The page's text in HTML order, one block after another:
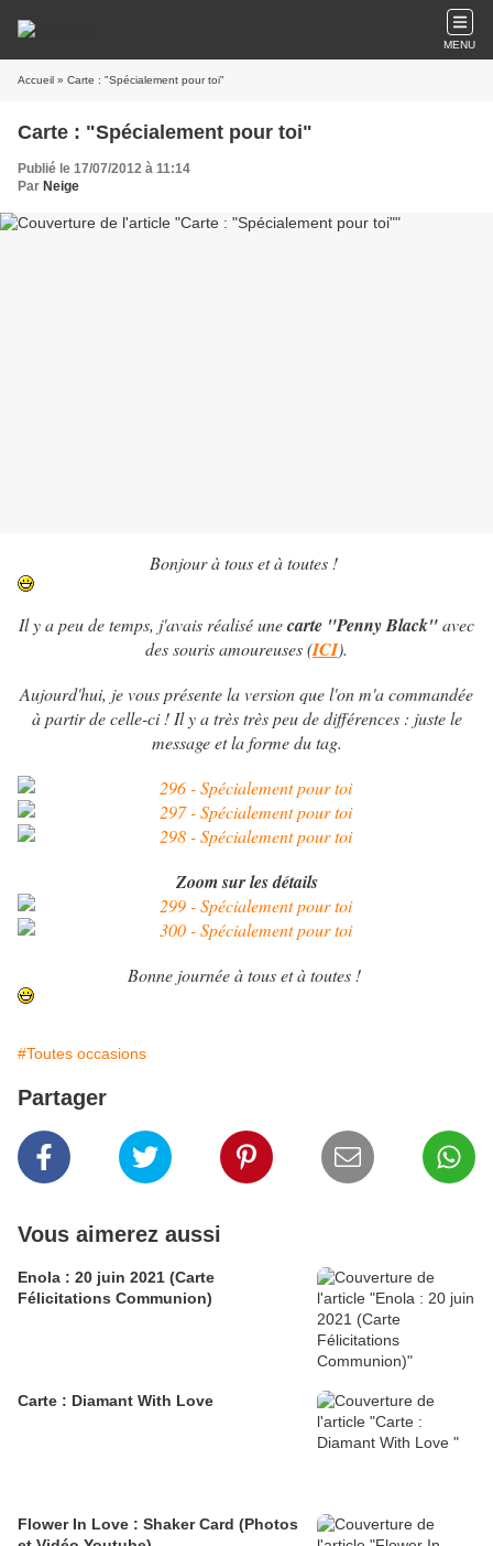
MENU
Accueil » Carte : "Spécialement pour toi"
Carte : "Spécialement pour toi"
Publié le 17/07/2012 à 11:14
Par Neige
Bonjour à tous et à toutes !
Il y a peu de temps, j'avais réalisé unecarte "Penny Black"avec
des souris amoureuses (ICI).
Aujourd'hui, je vous présente la version que l'on m'a commandée
à partir de celle-ci ! Il y a très très peu de différences : juste le
message et la forme du tag.
Zoom sur les détails
Bonne journée à tous et à toutes !
#Toutes occasions
Partager
Vous aimerez aussi
Enola : 20 juin 2021 (Carte
Félicitations Communion)
Carte : Diamant With Love
Flower In Love : Shaker Card (Photos